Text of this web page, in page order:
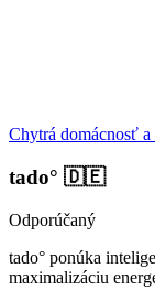
Chytrá domácnosť
tado° 🇩🇪
Odporúčaný
tado° ponúka
maximalizáciu